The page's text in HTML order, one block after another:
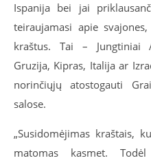
Ispanija bei jai
teiraujamasi apie
kraštus. Tai – Jungtiniai
Gruzija, Kipras, Italija ar
norinčiųjų atostogauti
salose.
„Susidomėjimas kraštais,
matomas kasmet.